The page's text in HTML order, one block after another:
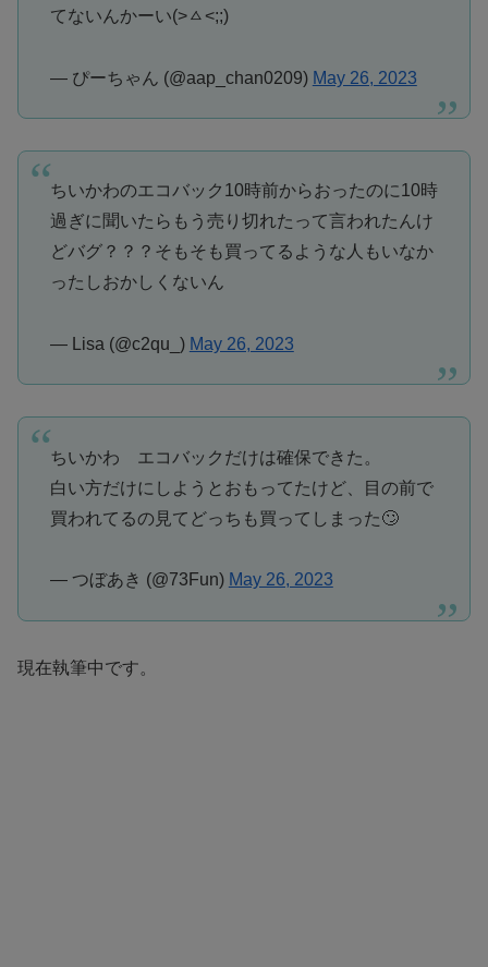
てないんかーい(>ㅿ<;;)
— ぴーちゃん (@aap_chan0209) May 26, 2023
ちいかわのエコバック10時前からおったのに10時
過ぎに聞いたらもう売り切れたって言われたんけ
どバグ？？？そもそも買ってるような人もいなか
ったしおかしくないん
— Lisa (@c2qu_) May 26, 2023
ちいかわ エコバックだけは確保できた。
白い方だけにしようとおもってたけど、目の前で
買われてるの見てどっちも買ってしまった🙄
— つぼあき (@73Fun) May 26, 2023
現在執筆中です。